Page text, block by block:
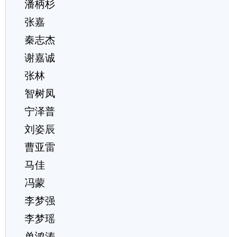
潘柄杉
张嘉
秦志杰
谢嘉诚
张林
智树凤
宁泽普
刘姿辰
曹亚雷
马佳
冯蒙
李梦强
李梦瑶